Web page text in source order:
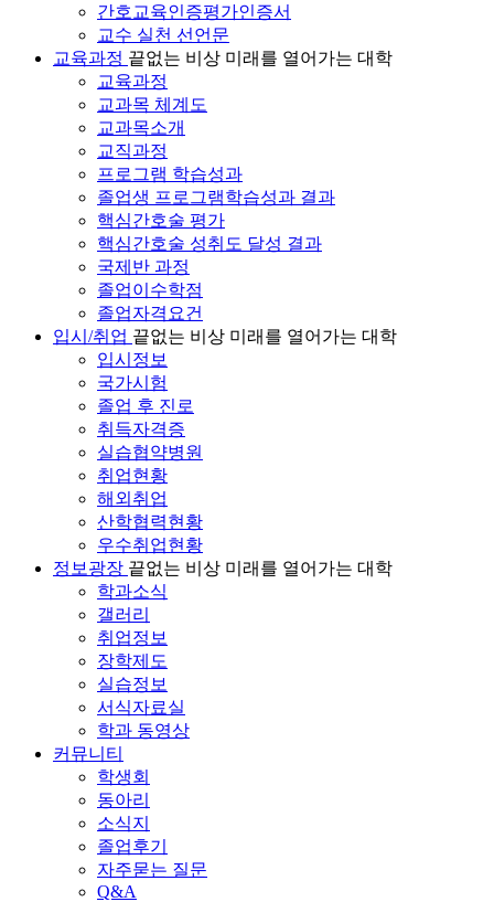
간호교육인증평가인증서
교수 실천 선언문
교육과정 끝없는 비상 미래를 열어가는 대학
교육과정
교과목 체계도
교과목소개
교직과정
프로그램 학습성과
졸업생 프로그램학습성과 결과
핵심간호술 평가
핵심간호술 성취도 달성 결과
국제반 과정
졸업이수학점
졸업자격요건
입시/취업 끝없는 비상 미래를 열어가는 대학
입시정보
국가시험
졸업 후 진로
취득자격증
실습협약병원
취업현황
해외취업
산학협력현황
우수취업현황
정보광장 끝없는 비상 미래를 열어가는 대학
학과소식
갤러리
취업정보
장학제도
실습정보
서식자료실
학과 동영상
커뮤니티
학생회
동아리
소식지
졸업후기
자주묻는 질문
Q&A